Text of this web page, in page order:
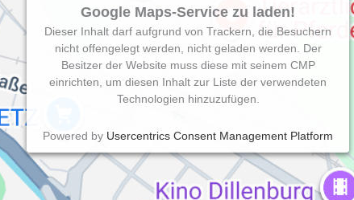
Google Maps-Service zu laden!
Dieser Inhalt darf aufgrund von Trackern, die Besuchern
nicht offengelegt werden, nicht geladen werden. Der
Besitzer der Website muss diese mit seinem CMP
einrichten, um diesen Inhalt zur Liste der verwendeten
Technologien hinzuzufügen.
Powered by Usercentrics Consent Management Platform